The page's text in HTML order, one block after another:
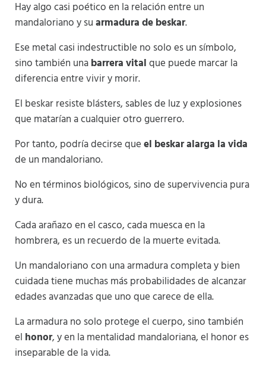
Hay algo casi poético en la relación entre un
mandaloriano y suarmadura de beskar.
Ese metal casi indestructible no solo es un símbolo,
sino también unabarrera vitalque puede marcar la
diferencia entre vivir y morir.
El beskar resiste blásters, sables de luz y explosiones
que matarían a cualquier otro guerrero.
Por tanto, podría decirse queel beskar alarga la vida
de un mandaloriano.
No en términos biológicos, sino de supervivencia pura
y dura.
Cada arañazo en el casco, cada muesca en la
hombrera, es un recuerdo de la muerte evitada.
Un mandaloriano con una armadura completa y bien
cuidada tiene muchas más probabilidades de alcanzar
edades avanzadas que uno que carece de ella.
La armadura no solo protege el cuerpo, sino también
el honor, y en la mentalidad mandaloriana, el honor es
inseparable de la vida.